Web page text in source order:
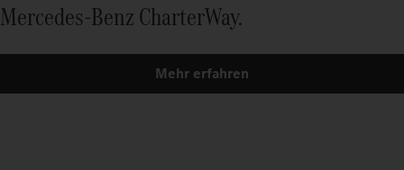
Mercedes-Benz CharterWay.
Mehr erfahren